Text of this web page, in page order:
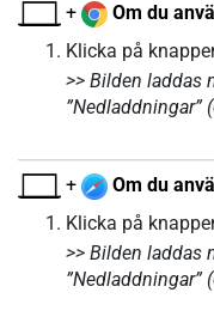
+
Om du
Klicka på
>> Bilden laddas
”Nedladdningar”
+
Om du
Klicka på
>> Bilden laddas
”Nedladdningar”